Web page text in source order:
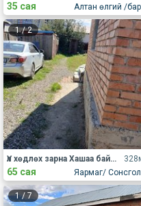
35 сая
1/2
Үл хөдлөх зарна Хашаа байшин
65 сая
1/ 7